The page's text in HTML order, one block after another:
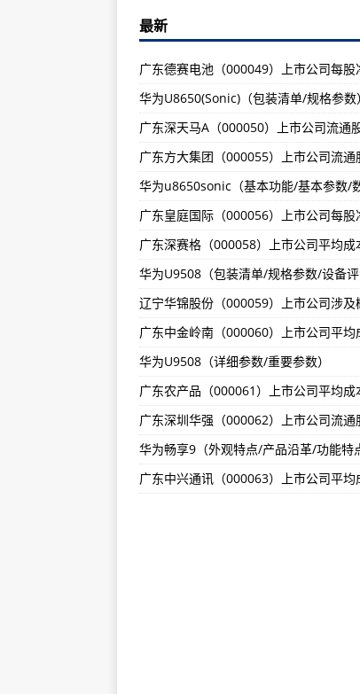
河南棕榈股份（002431
（2023年07月07日）食
诺基亚701（官方标配/基
天津九安医疗（002432）
（2023年07月06日）中国
广东ST太安（002433）上
华为企业智慧屏（应用场
浙江万里扬（002434）上
诺基亚5（网络连接/基本
江苏雷科防务（002413）
最新
华为U8650(Sonic)（包装清单/规格参数）
华为u8650sonic（基本功能/基本参数/
华为U9508（包装清单/规格参数/设备评
华为U9508（详细参数/重要参数）
华为畅享9（外观特点/产品沿革/功能特